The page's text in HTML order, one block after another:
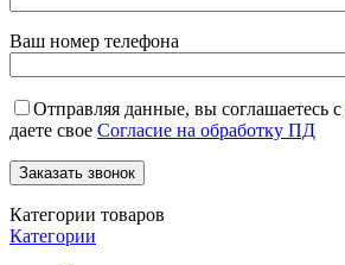
Ваш номер телефона
Отправляя данные, вы соглашаетесь с
даете свое Согласие на обработку ПД
Категории товаров
Категории